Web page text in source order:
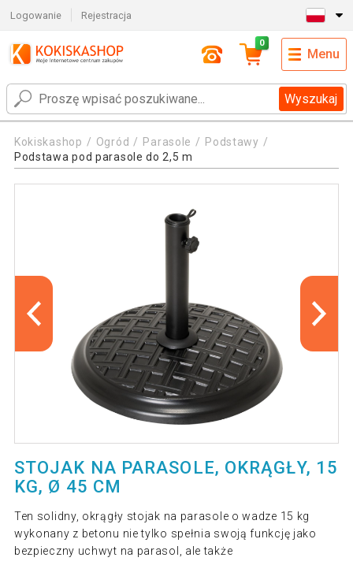
Logowanie Rejestracja
Wyszukaj
0
Menu
Kokiskashop Ogród Parasole
Podstawy
Podstawa pod parasole do 2,5 m
STOJAK NA PARASOLE, OKRĄGŁY, 15
KG, Ø 45 CM
Ten solidny, okrągły stojak na parasole o wadze 15 kg
wykonany z betonu nie tylko spełnia swoją funkcję jako
bezpieczny uchwyt na parasol, ale także